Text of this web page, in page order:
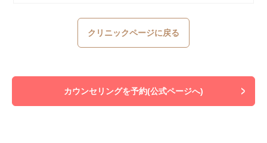
クリニックページに戻る
カウンセリングを予約(公式ページへ)